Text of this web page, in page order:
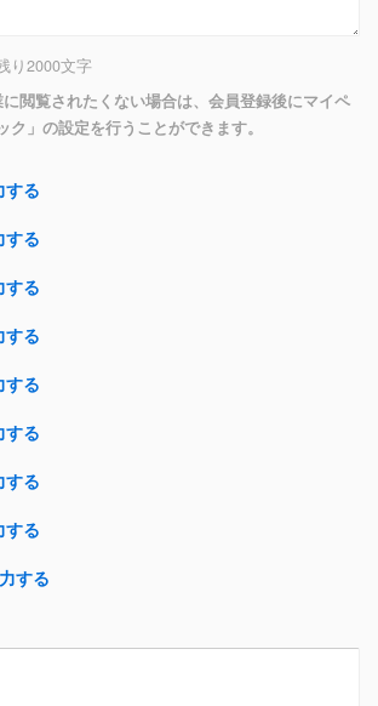
り2000文字
閲覧されたくない場合は、会員登録後にマイペ
ク」の設定を行うことができます。
する
する
する
する
する
する
する
する
する